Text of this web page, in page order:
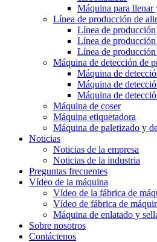
Máquina para llenar
Línea de producción de
Línea de
Línea de
Línea de
Máquina de detección de
Máquina de
Máquina de
Máquina de
Máquina de coser
Máquina etiquetadora
Máquina de paletizado y
Noticias
Noticias de la empresa
Noticias de la industria
Preguntas frecuentes
Vídeo de la máquina
Vídeo de la fábrica de
Vídeo de fábrica de
Máquina de enlatado y
Sobre nosotros
Contáctenos